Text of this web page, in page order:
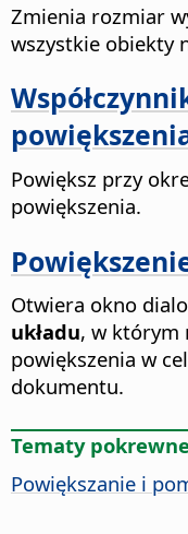
Zmienia rozmiar
wszystkie obiekty
Powiększ przy
powiększenia.
Otwiera okno
układu, w którym
powiększenia w
dokumentu.
Tematy pokrewne
Powiększanie i